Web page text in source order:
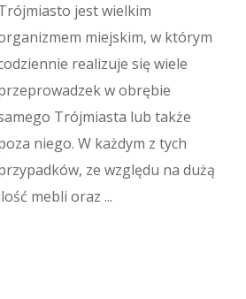
jest wielkim
miejskim, w którym
realizuje się wiele
w obrębie
Trójmiasta lub także
niego. W każdym z tych
ze względu na dużą
mebli oraz ...